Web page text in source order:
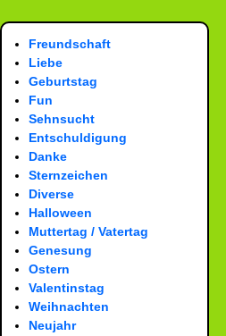
Freundschaft
Liebe
Geburtstag
Fun
Sehnsucht
Entschuldigung
Danke
Sternzeichen
Diverse
Halloween
Muttertag / Vatertag
Genesung
Ostern
Valentinstag
Weihnachten
Neujahr